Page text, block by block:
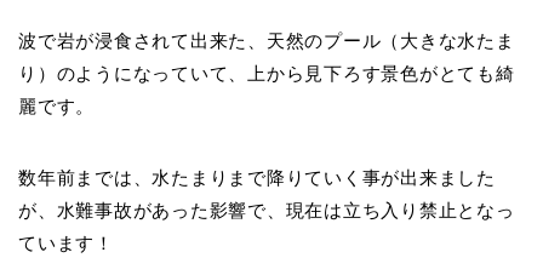
波で岩が浸食されて出来た、天然のプール（大きな水たま
り）のようになっていて、上から見下ろす景色がとても綺
麗です。
数年前までは、水たまりまで降りていく事が出来ました
が、水難事故があった影響で、現在は立ち入り禁止となっ
ています！